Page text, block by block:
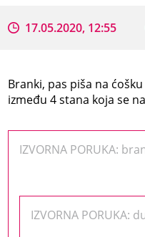
17.05.2020, 12:55
Branki, pas piša na
između 4 stana koja se
IZVORNA PORUKA:
IZVORNA PORUKA: